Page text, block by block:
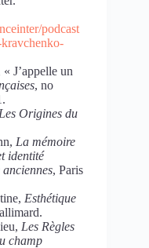
podcast
J’appelle un
, no
Les Origines du
La mémoire
identité
, Paris
Esthétique
Les Règles
champ